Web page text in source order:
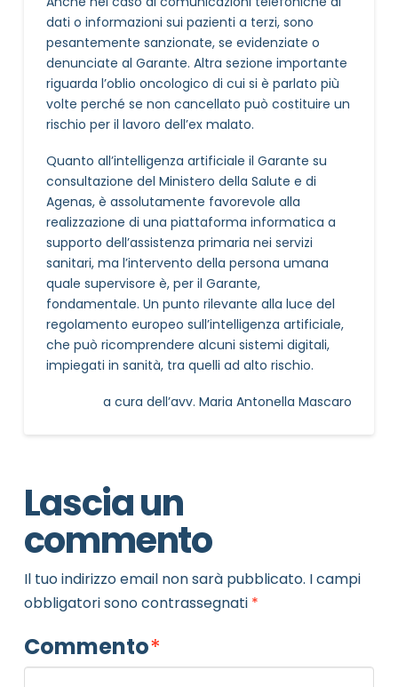
dati o informazioni sui pazienti a terzi, sono
pesantemente sanzionate, se evidenziate o
denunciate al Garante. Altra sezione importante
riguarda l’oblio oncologico di cui si è parlato più
volte perché se non cancellato può costituire un
rischio per il lavoro dell’ex malato.
Quanto all’intelligenza artificiale il Garante su
consultazione del Ministero della Salute e di
Agenas, è assolutamente favorevole alla
realizzazione di una piattaforma informatica a
supporto dell’assistenza primaria nei servizi
sanitari, ma l’intervento della persona umana
quale supervisore è, per il Garante,
fondamentale. Un punto rilevante alla luce del
regolamento europeo sull’intelligenza artificiale,
che può ricomprendere alcuni sistemi digitali,
impiegati in sanità, tra quelli ad alto rischio.
a cura dell’avv. Maria Antonella Mascaro
Lascia un
commento
Il tuo indirizzo email non sarà pubblicato. I campi
obbligatori sono contrassegnati *
Commento*